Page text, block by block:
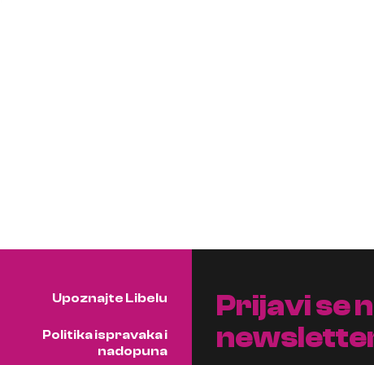
Upoznajte Libelu
Politika ispravaka i
nadopuna
Prijavi se